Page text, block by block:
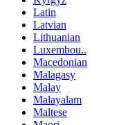
Latin
Latvian
Lithuanian
Luxembou..
Macedonian
Malagasy
Malay
Malayalam
Maltese